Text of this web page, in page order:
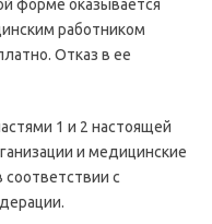
форме оказывается
работником
Отказ в ее
1 и 2 настоящей
и медицинские
соответствии с